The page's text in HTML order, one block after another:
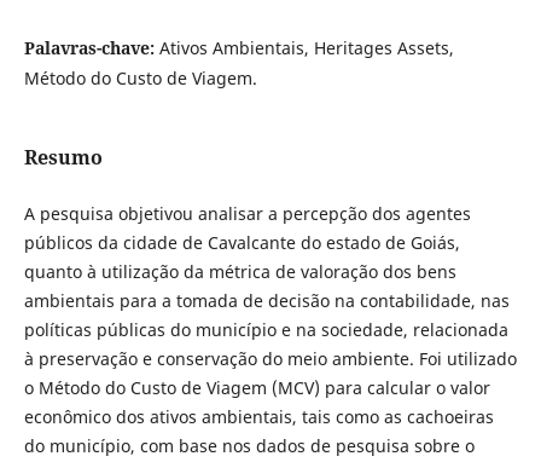
Palavras-chave: Ativos Ambientais, Heritages Assets,
Método do Custo de Viagem.
Resumo
A pesquisa objetivou analisar a percepção dos agentes
públicos da cidade de Cavalcante do estado de Goiás,
quanto à utilização da métrica de valoração dos bens
ambientais para a tomada de decisão na contabilidade, nas
políticas públicas do município e na sociedade, relacionada
à preservação e conservação do meio ambiente. Foi utilizado
o Método do Custo de Viagem (MCV) para calcular o valor
econômico dos ativos ambientais, tais como as cachoeiras
do município, com base nos dados de pesquisa sobre o